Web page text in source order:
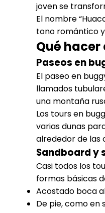
joven se
El nombre
tono romántico
Qué
Paseos en
El paseo en
llamados
una montaña
Los tours en
varias dunas
alrededor de las
Sandboard y
Casi todos los
formas básicas
Acostado boca
De pie, como en